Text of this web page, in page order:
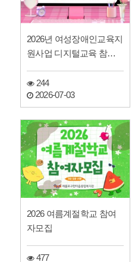
2026년 여성장애인교육지
원사업 디지털교육 참여
244
2026-07-03
2026 여름계절학교 참여
자모집
477